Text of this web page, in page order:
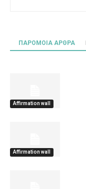
ΠΑΡΟΜΟΙΑ ΑΡΘΡΑ
Affirmation wall
Affirmation wall